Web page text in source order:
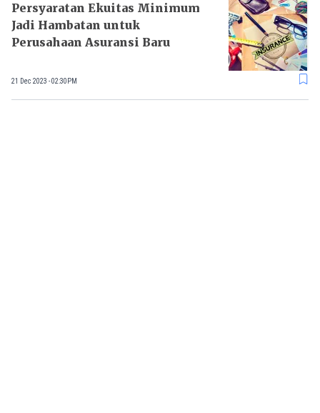
Persyaratan Ekuitas Minimum
Jadi Hambatan untuk
Perusahaan Asuransi Baru
21 Dec 2023 - 02:30PM